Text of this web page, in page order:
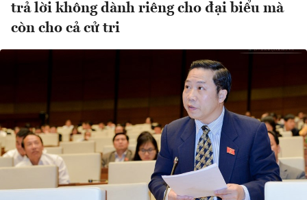
trả lời không dành riêng cho đại biểu mà
còn cho cả cử tri